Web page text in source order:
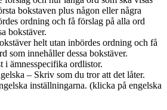
bokstaven plus någon eller några
ordning och få förslag på alla ord
bokstäver.
helt utan inbördes ordning och få
som innehåller dessa bokstäver.
i ämnesspecifika ordlistor.
– Skriv som du tror att det låter.
inställningarna. (klicka på engelska